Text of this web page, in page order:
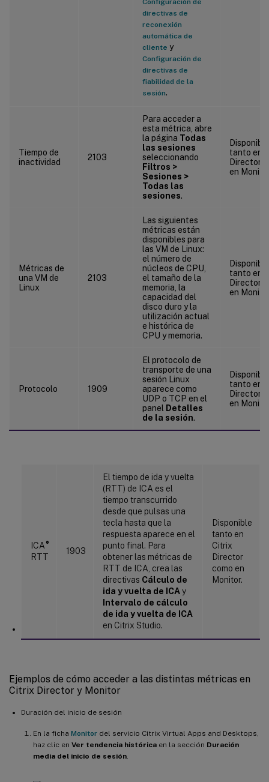
directivas de
reconexión
automática de
cliente y
Configuración de
directivas de
fiabilidad de la
sesión.
Tiempo de
inactividad
2103
Para acceder a
esta métrica, abre
la página Todas
las sesiones
seleccionando
Filtros >
Sesiones >
Todas las
sesiones.
Disponible
tanto en
Director
en
Métricas de
una VM de
Linux
2103
Las siguientes
métricas están
disponibles para
las VM de Linux:
el número de
núcleos de CPU,
el tamaño de la
memoria, la
capacidad del
disco duro y la
utilización actual
e histórica de
CPU y memoria.
Disponible
tanto en
Director
en
Protocolo 1909
El protocolo de
transporte de una
sesión Linux
aparece como
UDP o TCP en el
panel Detalles
de la sesión.
Disponible
tanto en
Director
en
ICA®
RTT
1903
El tiempo de ida y vuelta
(RTT) de ICA es el
tiempo transcurrido
desde que pulsas una
tecla hasta que la
respuesta aparece en el
punto final. Para
obtener las métricas de
RTT de ICA, crea las
directivas Cálculo de
ida y vuelta de ICAy
Intervalo de cálculo
de ida y vuelta de ICA
en Citrix Studio.
Disponible
tanto en
Citrix
Director
como en
Monitor.
Ejemplos de cómo acceder a las distintas métricas en
Citrix Director y Monitor
Duración del inicio de sesión
En la ficha Monitor del servicio Citrix Virtual Apps and Desktops,
haz clic en Ver tendencia histórica en la sección Duración
media del inicio de sesión